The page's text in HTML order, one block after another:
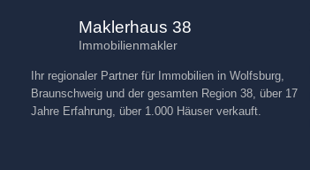
Maklerhaus 38
Immobilienmakler
Ihr regionaler Partner für Immobilien in Wolfsburg,
Braunschweig und der gesamten Region 38, über 17
Jahre Erfahrung, über 1.000 Häuser verkauft.